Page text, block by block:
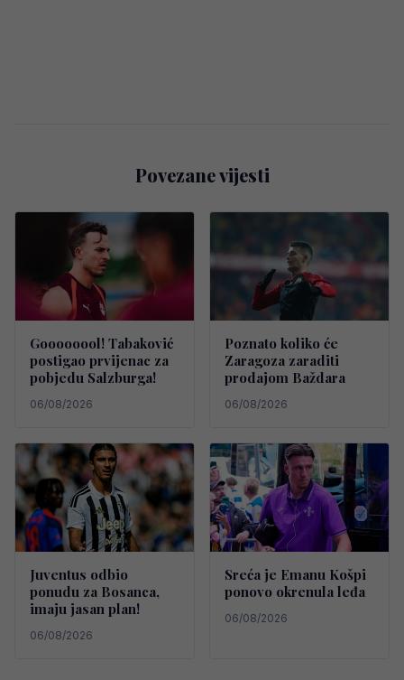
Povezane vijesti
Goooooool! Tabaković
postigao prvijenac za
pobjedu Salzburga!
06/08/2026
Poznato koliko će
Zaragoza zaraditi
prodajom Baždara
06/08/2026
Juventus odbio
ponudu za Bosanca,
imaju jasan plan!
06/08/2026
Sreća je Emanu Košpi
ponovo okrenula leđa
06/08/2026